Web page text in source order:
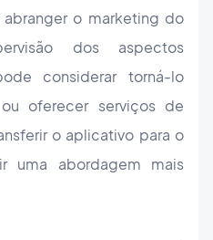
o marketing do
dos aspectos
considerar torná-lo
oferecer serviços de
o aplicativo para o
uma abordagem mais